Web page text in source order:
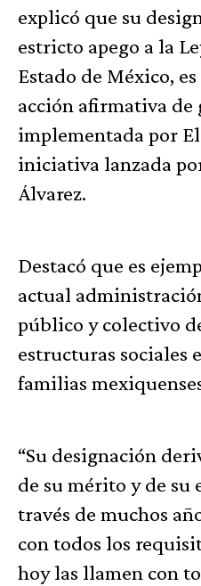
explicó que su
estricto apego a la
Estado de México,
acción afirmativa de
implementada por
iniciativa lanzada
Álvarez.
Destacó que es
actual
público y colectivo
estructuras sociales
familias
“Su designación
de su mérito y de su
través de muchos
con todos los
hoy las llamen con